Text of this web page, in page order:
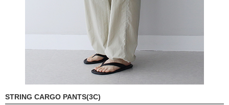
STRING CARGO PANTS(3C)